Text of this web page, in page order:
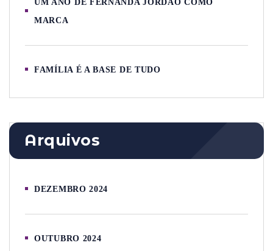
UM ANO DE FERNANDA JORDÃO COMO
MARCA
FAMÍLIA É A BASE DE TUDO
Arquivos
DEZEMBRO 2024
OUTUBRO 2024